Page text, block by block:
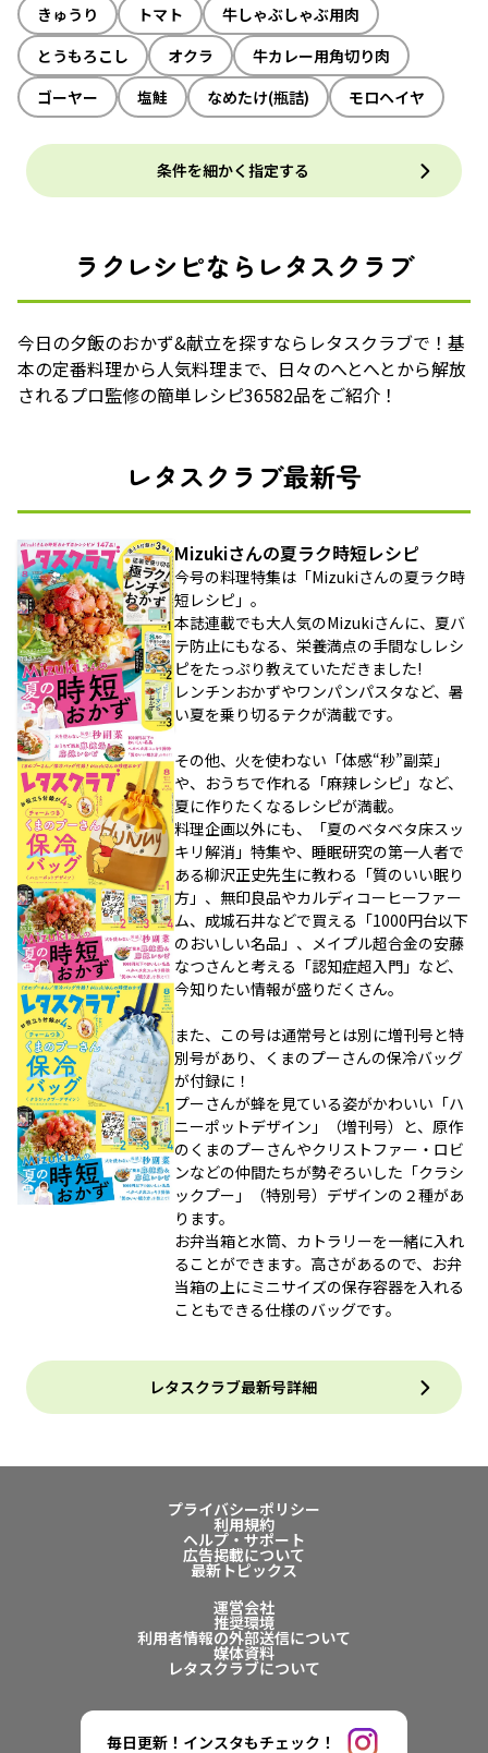
きゅうり
トマト
牛しゃぶしゃぶ用肉
とうもろこし
オクラ
牛カレー用角切り肉
ゴーヤー
塩鮭 なめたけ(瓶詰) モロヘイヤ
条件を細かく指定する
ラクレシピならレタスクラブ
今日の夕飯のおかず&献立を探すならレタスクラブで！基
本の定番料理から人気料理まで、日々のへとへとから解放
されるプロ監修の簡単レシピ36582品をご紹介！
レタスクラブ最新号
Mizukiさんの夏ラク時短レシピ
今号の料理特集は「Mizukiさんの夏ラク時
短レシピ」。
本誌連載でも大人気のMizukiさんに、夏バ
テ防止にもなる、栄養満点の手間なしレシ
ピをたっぷり教えていただきました!
レンチンおかずやワンパンパスタなど、暑
い夏を乗り切るテクが満載です。
その他、火を使わない「体感“秒”副菜」
や、おうちで作れる「麻辣レシピ」など、
夏に作りたくなるレシピが満載。
料理企画以外にも、「夏のベタベタ床スッ
キリ解消」特集や、睡眠研究の第一人者で
ある柳沢正史先生に教わる「質のいい眠り
方」、無印良品やカルディコーヒーファー
ム、成城石井などで買える「1000円台以下
のおいしい名品」、メイプル超合金の安藤
なつさんと考える「認知症超入門」など、
今知りたい情報が盛りだくさん。
また、この号は通常号とは別に増刊号と特
別号があり、くまのプーさんの保冷バッグ
が付録に！
プーさんが蜂を見ている姿がかわいい「ハ
ニーポットデザイン」（増刊号）と、原作
のくまのプーさんやクリストファー・ロビ
ンなどの仲間たちが勢ぞろいした「クラシ
ックプー」（特別号）デザインの２種があ
ります。
お弁当箱と水筒、カトラリーを一緒に入れ
ることができます。高さがあるので、お弁
当箱の上にミニサイズの保存容器を入れる
こともできる仕様のバッグです。
レタスクラブ最新号詳細
プライバシーポリシー
利用規約
ヘルプ・サポート
広告掲載について
最新トピックス
運営会社
推奨環境
利用者情報の外部送信について
媒体資料
レタスクラブについて
毎日更新！インスタもチェック！